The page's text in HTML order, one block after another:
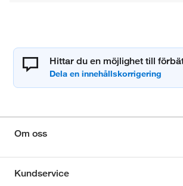
Hittar du en möjlighet till
Om oss
Kundservice